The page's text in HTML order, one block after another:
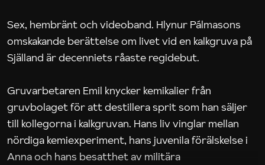
Sex, hembränt och videoband. Hlynur Pálmasons
omskakande berättelse om livet vid en kalkgruva på
Själland är decenniets råaste regidebut.
Gruvarbetaren Emil knycker kemikalier från
gruvbolaget för att destillera sprit som han säljer
till kollegorna i kalkgruvan. Hans liv vinglar mellan
nördiga kemiexperiment, hans juvenila förälskelse i
Anna och hans besatthet av militära